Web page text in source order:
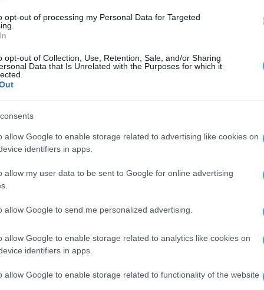
opt-out of processing my Personal Data for Targeted
opt-out of Collection, Use, Retention, Sale, and/or Sharing
Data that Is Unrelated with the Purposes for which it
allow Google to enable storage related to advertising like cookies on
identifiers in apps.
allow my user data to be sent to Google for online advertising
allow Google to send me personalized advertising.
allow Google to enable storage related to analytics like cookies on
identifiers in apps.
allow Google to enable storage related to functionality of the website
ανθρώπινο δυναμικό αλλά και σε υποδομές
για τους πελάτες της αλλά και να
μετασχηματισμού (Digital Transformation)
πλέον κατανοητό ότι η
τεχνολογιών με σκοπό την αναβάθμιση
, κος Μίλτος Λυκιαρδόπουλος «Ο
τεχνολογίας σε όλους τους τομείς μιας
λειτουργίας της προκειμένου να προσφέρει
υπηρεσίες προστιθέμενης αξίας στους
προχωρήσαμε στην αναβάθμιση του
τις ανάγκες μας και ανταποκρίθηκε με